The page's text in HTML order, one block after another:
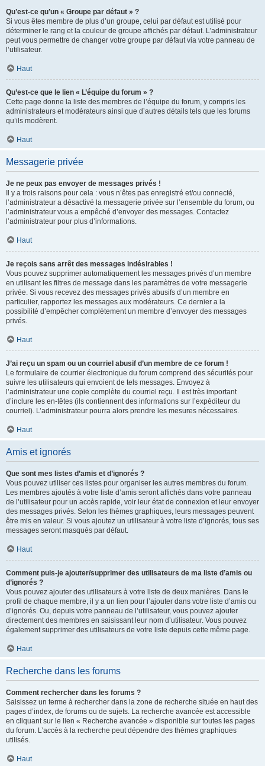
Qu’est-ce qu’un « Groupe par défaut » ?
Si vous êtes membre de plus d’un groupe, celui par défaut est utilisé pour
déterminer le rang et la couleur de groupe affichés par défaut. L’administrateur
peut vous permettre de changer votre groupe par défaut via votre panneau de
l’utilisateur.
Haut
Qu’est-ce que le lien « L’équipe du forum » ?
Cette page donne la liste des membres de l’équipe du forum, y compris les
administrateurs et modérateurs ainsi que d’autres détails tels que les forums
qu’ils modèrent.
Haut
Messagerie privée
Je ne peux pas envoyer de messages privés !
Il y a trois raisons pour cela : vous n’êtes pas enregistré et/ou connecté,
l’administrateur a désactivé la messagerie privée sur l’ensemble du forum, ou
l’administrateur vous a empêché d’envoyer des messages. Contactez
l’administrateur pour plus d’informations.
Haut
Je reçois sans arrêt des messages indésirables !
Vous pouvez supprimer automatiquement les messages privés d’un membre
en utilisant les filtres de message dans les paramètres de votre messagerie
privée. Si vous recevez des messages privés abusifs d’un membre en
particulier, rapportez les messages aux modérateurs. Ce dernier a la
possibilité d’empêcher complètement un membre d’envoyer des messages
privés.
Haut
J’ai reçu un spam ou un courriel abusif d’un membre de ce forum !
Le formulaire de courrier électronique du forum comprend des sécurités pour
suivre les utilisateurs qui envoient de tels messages. Envoyez à
l’administrateur une copie complète du courriel reçu. Il est très important
d’inclure les en-têtes (ils contiennent des informations sur l’expéditeur du
courriel). L’administrateur pourra alors prendre les mesures nécessaires.
Haut
Amis et ignorés
Que sont mes listes d’amis et d’ignorés ?
Vous pouvez utiliser ces listes pour organiser les autres membres du forum.
Les membres ajoutés à votre liste d’amis seront affichés dans votre panneau
de l’utilisateur pour un accès rapide, voir leur état de connexion et leur envoyer
des messages privés. Selon les thèmes graphiques, leurs messages peuvent
être mis en valeur. Si vous ajoutez un utilisateur à votre liste d’ignorés, tous ses
messages seront masqués par défaut.
Haut
Comment puis-je ajouter/supprimer des utilisateurs de ma liste d’amis ou
d’ignorés ?
Vous pouvez ajouter des utilisateurs à votre liste de deux manières. Dans le
profil de chaque membre, il y a un lien pour l’ajouter dans votre liste d’amis ou
d’ignorés. Ou, depuis votre panneau de l’utilisateur, vous pouvez ajouter
directement des membres en saisissant leur nom d’utilisateur. Vous pouvez
également supprimer des utilisateurs de votre liste depuis cette même page.
Haut
Recherche dans les forums
Comment rechercher dans les forums ?
Saisissez un terme à rechercher dans la zone de recherche située en haut des
pages d’index, de forums ou de sujets. La recherche avancée est accessible
en cliquant sur le lien « Recherche avancée » disponible sur toutes les pages
du forum. L’accès à la recherche peut dépendre des thèmes graphiques
utilisés.
Haut